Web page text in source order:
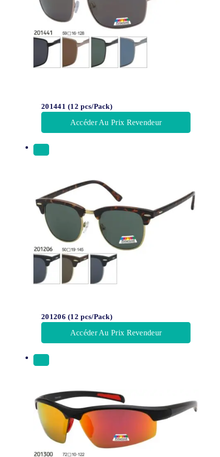
201441 (12 pcs/Pack)
Accéder Au Prix Revendeur
201206 (12 pcs/Pack)
Accéder Au Prix Revendeur